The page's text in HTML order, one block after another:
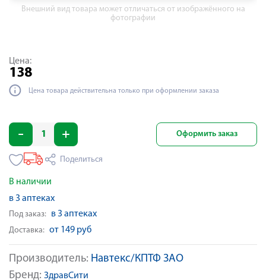
Внешний вид товара может отличаться от изображённого на
фотографии
Производитель: Навтекс/КПТФ ЗАО
Бренд: ЗдравСити
Цена:
138
Цена товара действительна только при оформлении заказа
Оформить заказ
Поделиться
В наличии
в 3 аптеках
Под заказ: в 3 аптеках
Доставка: от 149 руб